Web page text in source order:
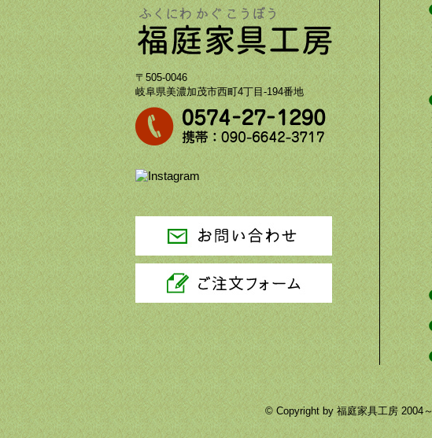
〒505-0046
岐阜県美濃加茂市西町4丁目-194番地
© Copyright by 福庭家具工房 2004